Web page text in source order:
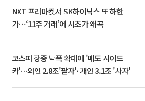
NXT 프리마켓서 SK하이닉스 또 하한
가⋯‘11주 거래’에 시초가 왜곡
코스피 장중 낙폭 확대에 '매도 사이드
카'…외인 2.8조'팔자'· 개인 3.1조 '사자'